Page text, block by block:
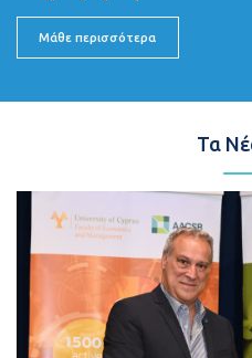
Μάθε περισσότερα
Τα